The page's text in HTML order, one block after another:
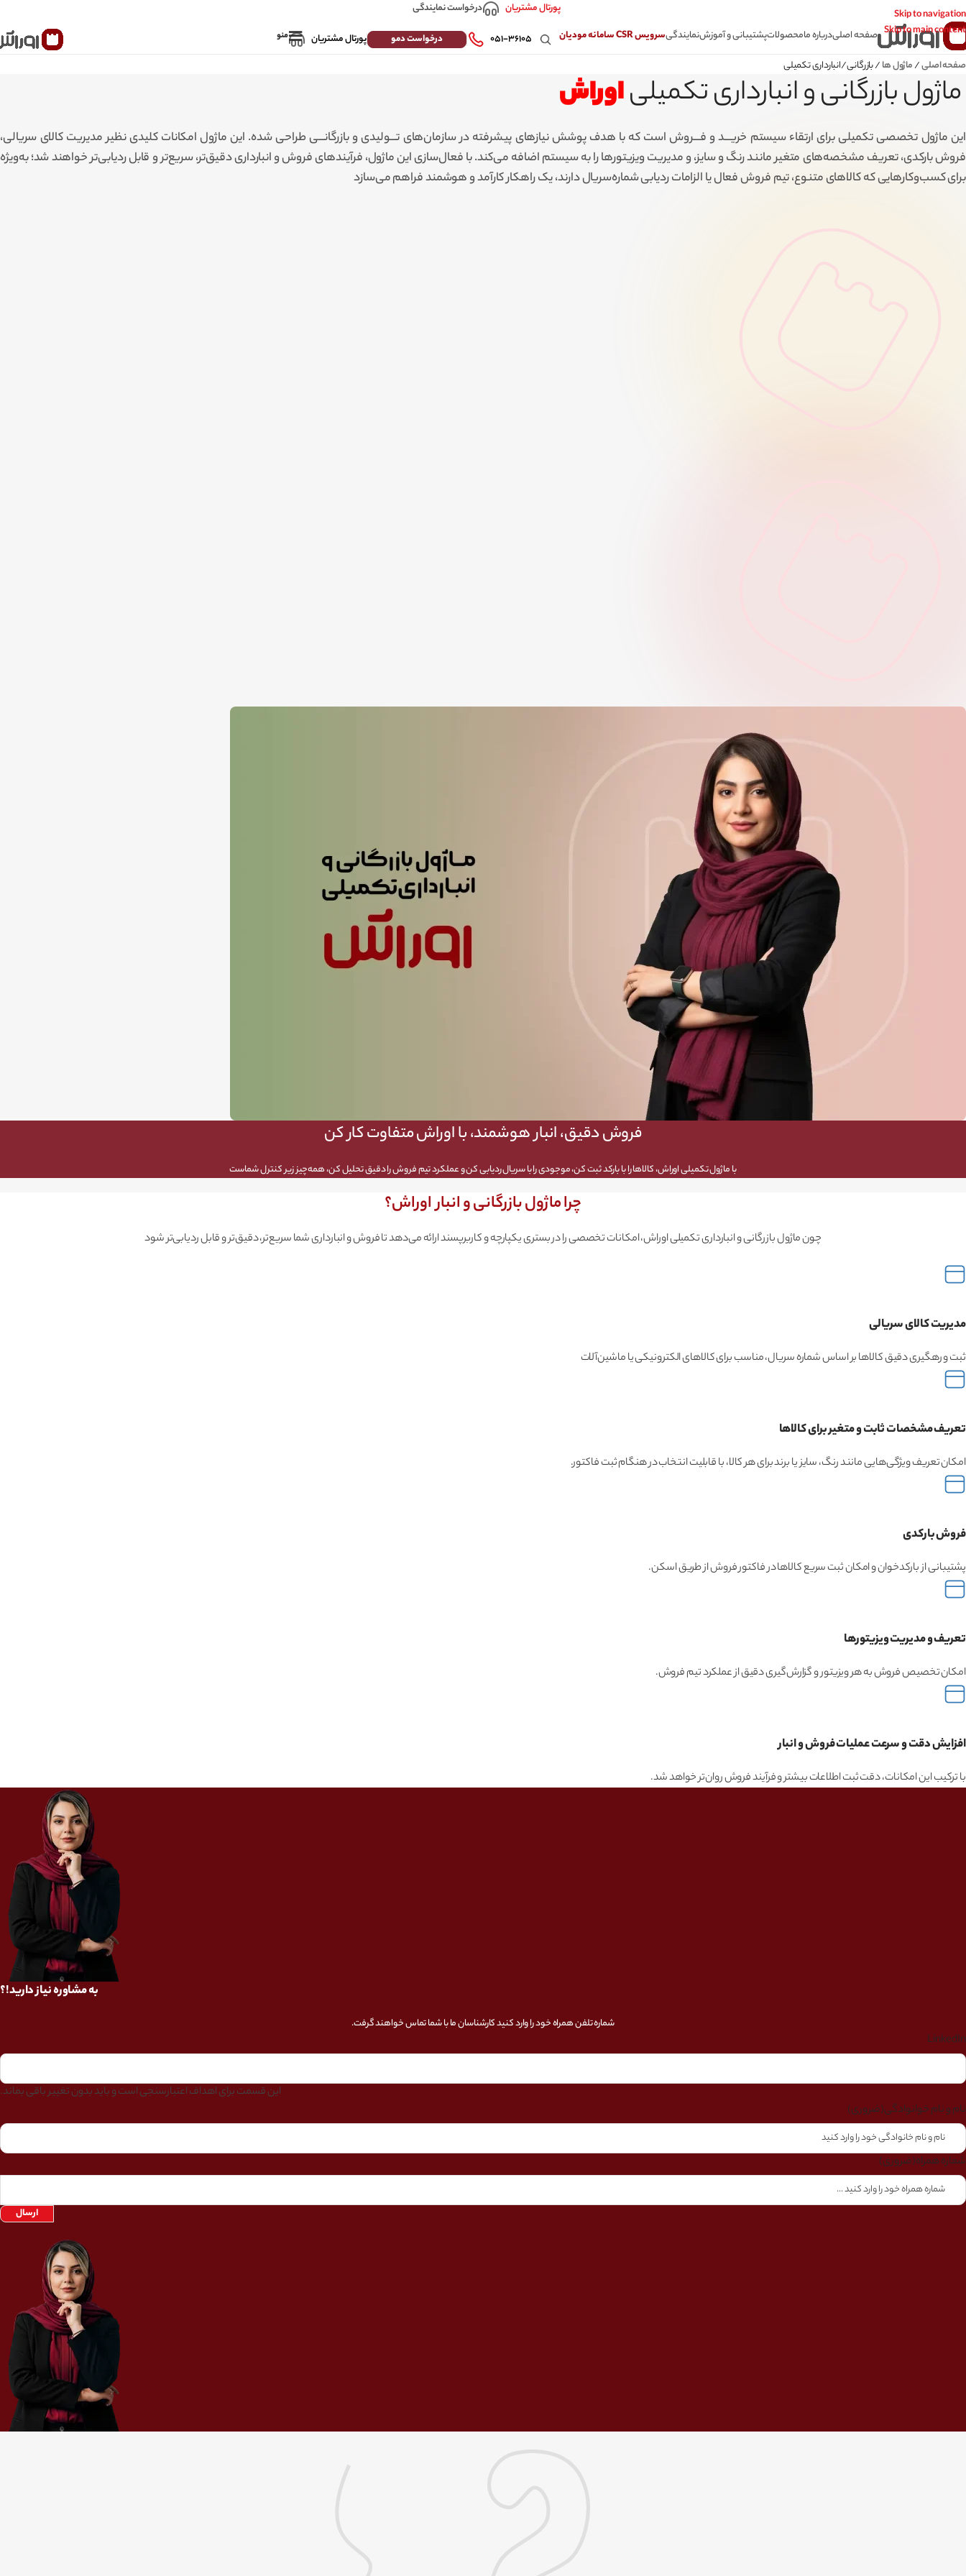
Skip to navigation
Skip to main content
پورتال مشتریان
درخواست نمایندگی
صفحه اصلیدرباره مامحصولاتپشتیبانی و آموزشنمایندگیسرویس CSR سامانه مودیان ۰۵۱-۳۶۱۰۵ درخواست دمو پورتال مشتریان منو
صفحه اصلی/ماژول ها/بازرگانی/انبارداری تکمیلی
ماژول بازرگانی و انبارداری تکمیلیاوراش
این ماژول تخصصی تکمیلی برای ارتقاء سیستم خریـــد و فـــروش است که با هدف پوشش نیازهای پیشرفته در سازمان‌های تـــولیدی و بازرگانـــی طراحی شده. این ماژول امکانات کلیدی نظیر مدیریت کالای سریالی،
فروش بارکدی، تعریف مشخصه‌های متغیر مانند رنگ و سایز، و مدیریت ویزیتورها را به سیستم اضافه می‌کند. با فعال‌سازی این ماژول، فرآیندهای فروش و انبارداری دقیق‌تر، سریع‌تر و قابل ردیابی‌تر خواهند شد؛ به‌ویژه
برای کسب‌وکارهایی که کالاهای متنوع، تیم فروش فعال یا الزامات ردیابی شماره‌سریال دارند، یک راهکار کارآمد و هوشمند فراهم می‌سازد
فروش دقیق، انبار هوشمند، با اوراش متفاوت کار کن
با ماژول تکمیلی اوراش، کالاها را با بارکد ثبت کن، موجودی را با سریال ردیابی کن و عملکرد تیم فروش را دقیق تحلیل کن، همه‌چیز زیر کنترل شماست
چرا ماژول بازرگانی و انبار اوراش؟
چون ماژول بازرگانی و انبارداری تکمیلی اوراش، امکانات تخصصی را در بستری یکپارچه و کاربرپسند ارائه می‌دهد تا فروش و انبارداری شما سریع‌تر، دقیق‌تر و قابل ردیابی‌تر شود
مدیریت کالای سریالی
ثبت و رهگیری دقیق کالاها بر اساس شماره سریال، مناسب برای کالاهای الکترونیکی یا ماشین‌آلات
تعریف مشخصات ثابت و متغیر برای کالاها
امکان تعریف ویژگی‌هایی مانند رنگ، سایز یا برند برای هر کالا، با قابلیت انتخاب در هنگام ثبت فاکتور.
فروش بارکدی
پشتیبانی از بارکدخوان و امکان ثبت سریع کالاها در فاکتور فروش از طریق اسکن.
تعریف و مدیریت ویزیتورها
امکان تخصیص فروش به هر ویزیتور و گزارش‌گیری دقیق از عملکرد تیم فروش.
افزایش دقت و سرعت عملیات فروش و انبار
با ترکیب این امکانات، دقت ثبت اطلاعات بیشتر و فرآیند فروش روان‌تر خواهد شد.
به مشاوره نیاز دارید!؟
شماره تلفن همراه خود را وارد کنید کارشناسان ما با شما تماس خواهند گرفت.
LinkedIn
این قسمت برای اهداف اعتبارسنجی است و باید بدون تغییر باقی بماند.
نام و نام خوانوادگی(ضروری)
شماره همراه(ضروری)